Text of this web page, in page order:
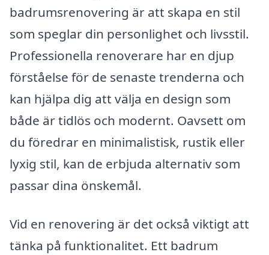
badrumsrenovering är att skapa en stil
som speglar din personlighet och livsstil.
Professionella renoverare har en djup
förståelse för de senaste trenderna och
kan hjälpa dig att välja en design som
både är tidlös och modernt. Oavsett om
du föredrar en minimalistisk, rustik eller
lyxig stil, kan de erbjuda alternativ som
passar dina önskemål.
Vid en renovering är det också viktigt att
tänka på funktionalitet. Ett badrum